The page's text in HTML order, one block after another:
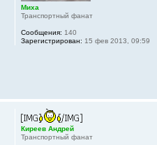
Миха
Транспортный фанат
Сообщения: 140
Зарегистрирован: 15 фев 2013, 09:59
Киреев Андрей
Транспортный фанат